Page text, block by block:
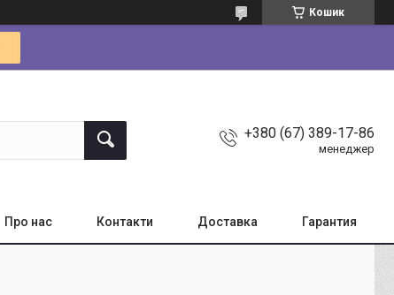
Кошик
+380 (67) 389-17-86
менеджер
Про нас Контакти Доставка Гарантия